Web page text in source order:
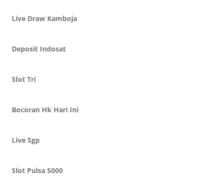
Live Draw Kamboja
Deposit Indosat
Slot Tri
Bocoran Hk Hari Ini
Live Sgp
Slot Pulsa 5000